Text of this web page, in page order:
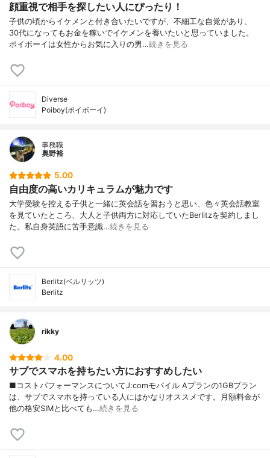
顔重視で相手を探したい人にぴったり！
子供の頃からイケメンと付き合いたいですが、不細工な自覚があり、
30代になってもお金を稼いでイケメンを養いたいと思っていました。
ポイボーイは女性からお気に入りの男…続きを見る
Diverse
Poiboy(ポイボーイ)
事務職
奥野裕
5.00
自由度の高いカリキュラムが魅力です
大学受験を控える子供と一緒に英会話を習おうと思い、色々英会話教室
を見ていたところ、大人と子供両方に対応していたBerlitzを契約しまし
た。私自身英語に苦手意識…続きを見る
Berlitz(ベルリッツ)
Berlitz
rikky
4.00
サブでスマホを持ちたい方におすすめしたい
■コストパフォーマンスについてJ:comモバイル Aプランの1GBプラン
は、サブでスマホを持っている人にはかなりオススメです。月額料金が
他の格安SIMと比べても…続きを見る